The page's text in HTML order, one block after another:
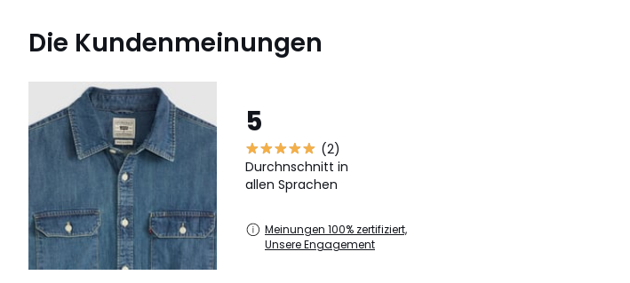
Die Kundenmeinungen
5
(2)
Durchnschnitt in
allen Sprachen
Meinungen 100% zertifiziert,
Unsere Engagement